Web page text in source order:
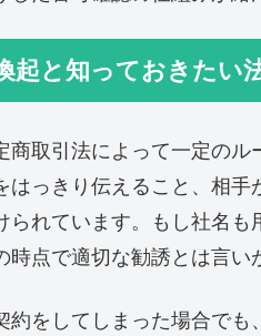
起と知っておきたい
商取引法によって一定の
はっきり伝えること、相
られています。もし社名
点で適切な勧誘とは言い
約をしてしまった場合で